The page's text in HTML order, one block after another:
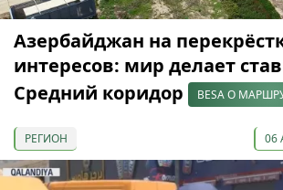
Азербайджан на
интересов: мир делает
Средний коридор
BESA О
РЕГИОН 06